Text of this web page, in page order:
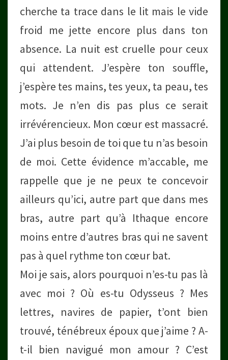
cherche ta trace dans le lit mais le vide
froid me jette encore plus dans ton
absence. La nuit est cruelle pour ceux
qui attendent. J’espère ton souffle,
j’espère tes mains, tes yeux, ta peau, tes
mots. Je n’en dis pas plus ce serait
irrévérencieux. Mon cœur est massacré.
J’ai plus besoin de toi que tu n’as besoin
de moi. Cette évidence m’accable, me
rappelle que je ne peux te concevoir
ailleurs qu’ici, autre part que dans mes
bras, autre part qu’à Ithaque encore
moins entre d’autres bras qui ne savent
pas à quel rythme ton cœur bat.
Moi je sais, alors pourquoi n’es-tu pas là
avec moi ? Où es-tu Odysseus ? Mes
lettres, navires de papier, t’ont bien
trouvé, ténébreux époux que j’aime ? A-
t-il bien navigué mon amour ? C’est